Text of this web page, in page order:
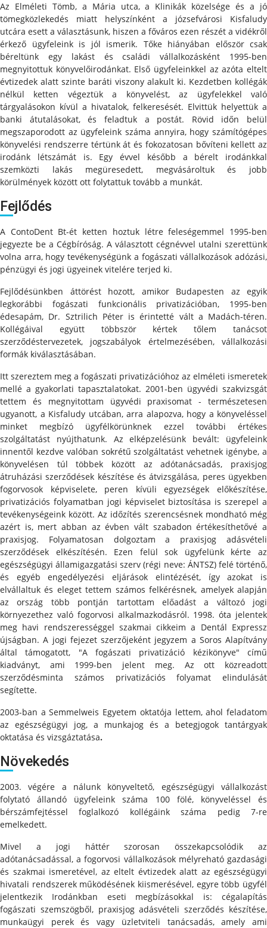
Az Elméleti Tömb, a Mária utca, a Klinikák közelsége és a jó
tömegközlekedés miatt helyszínként a józsefvárosi Kisfaludy
utcára esett a választásunk, hiszen a főváros ezen részét a vidékről
érkező ügyfeleink is jól ismerik. Tőke hiányában először csak
béreltünk egy lakást és családi vállalkozásként 1995-ben
megnyitottuk könyvelőirodánkat. Első ügyfeleinkkel az azóta eltelt
évtizedek alatt szinte baráti viszony alakult ki. Kezdetben kollégák
nélkül ketten végeztük a könyvelést, az ügyfelekkel való
tárgyalásokon kívül a hivatalok, felkeresését. Elvittük helyettük a
banki átutalásokat, és feladtuk a postát. Rövid időn belül
megszaporodott az ügyfeleink száma annyira, hogy számítógépes
könyvelési rendszerre tértünk át és fokozatosan bővíteni kellett az
irodánk létszámát is. Egy évvel később a bérelt irodánkkal
szemközti lakás megüresedett, megvásároltuk és jobb
körülmények között ott folytattuk tovább a munkát.
Fejlődés
A ContoDent Bt-ét ketten hoztuk létre feleségemmel 1995-ben
jegyezte be a Cégbíróság. A választott cégnévvel utalni szerettünk
volna arra, hogy tevékenységünk a fogászati vállalkozások adózási,
pénzügyi és jogi ügyeinek vitelére terjed ki.
Fejlődésünkben áttörést hozott, amikor Budapesten az egyik
legkorábbi fogászati funkcionális privatizációban, 1995-ben
édesapám, Dr. Sztrilich Péter is érintetté vált a Madách-téren.
Kollégáival együtt többször kértek tőlem tanácsot
szerződéstervezetek, jogszabályok értelmezésében, vállalkozási
formák kiválasztásában.
Itt szereztem meg a fogászati privatizációhoz az elméleti ismeretek
mellé a gyakorlati tapasztalatokat. 2001-ben ügyvédi szakvizsgát
tettem és megnyitottam ügyvédi praxisomat - természetesen
ugyanott, a Kisfaludy utcában, arra alapozva, hogy a könyveléssel
minket megbízó ügyfélkörünknek ezzel további értékes
szolgáltatást nyújthatunk. Az elképzelésünk bevált: ügyfeleink
innentől kezdve valóban sokrétű szolgáltatást vehetnek igénybe, a
könyvelésen túl többek között az adótanácsadás, praxisjog
átruházási szerződések készítése és átvizsgálása, peres ügyekben
fogorvosok képviselete, peren kívüli egyezségek előkészítése,
privatizációs folyamatban jogi képviselet biztosítása is szerepel a
tevékenységeink között. Az időzítés szerencsésnek mondható még
azért is, mert abban az évben vált szabadon értékesíthetővé a
praxisjog. Folyamatosan dolgoztam a praxisjog adásvételi
szerződések elkészítésén. Ezen felül sok ügyfelünk kérte az
egészségügyi államigazgatási szerv (régi neve: ÁNTSZ) felé történő,
és egyéb engedélyezési eljárások elintézését, így azokat is
elvállaltuk és eleget tettem számos felkérésnek, amelyek alapján
az ország több pontján tartottam előadást a változó jogi
környezethez való fogorvosi alkalmazkodásról. 1998. óta jelentek
meg havi rendszerességgel szakmai cikkeim a Dentál Expressz
újságban. A jogi fejezet szerzőjeként jegyzem a Soros Alapítvány
által támogatott, "A fogászati privatizáció kézikönyve" című
kiadványt, ami 1999-ben jelent meg. Az ott közreadott
szerződésminta számos privatizációs folyamat elindulását
segítette.
2003-ban a Semmelweis Egyetem oktatója lettem, ahol feladatom
az egészségügyi jog, a munkajog és a betegjogok tantárgyak
oktatása és vizsgáztatása.
Növekedés
2003. végére a nálunk könyveltető, egészségügyi vállalkozást
folytató állandó ügyfeleink száma 100 fölé, könyveléssel és
bérszámfejtéssel foglalkozó kollégáink száma pedig 7-re
emelkedett.
Mivel a jogi háttér szorosan összekapcsolódik az
adótanácsadással, a fogorvosi vállalkozások mélyreható gazdasági
és szakmai ismeretével, az eltelt évtizedek alatt az egészségügyi
hivatali rendszerek működésének kiismerésével, egyre több ügyfél
jelentkezik Irodánkban eseti megbízásokkal is: cégalapítás
fogászati szemszögből, praxisjog adásvételi szerződés készítése,
munkaügyi perek és vagy üzletviteli tanácsadás, amely ami